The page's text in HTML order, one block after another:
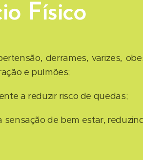
Físico
derrames, varizes,
e pulmões;
a reduzir risco de quedas;
de bem estar,